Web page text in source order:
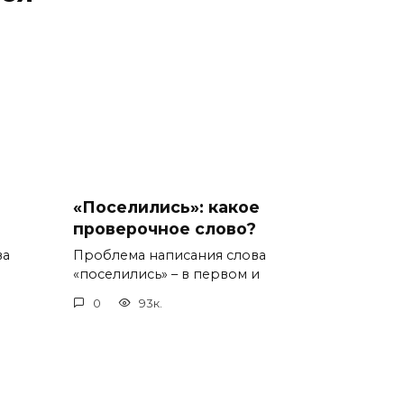
«Поселились»: какое
проверочное слово?
Проблема написания слова
«поселились» – в первом и
0 93к.